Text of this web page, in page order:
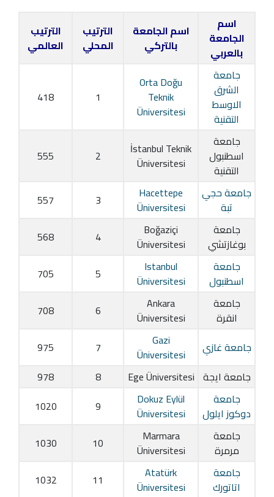
اسم
الجامعة
بالعربي
اسم الجامعة
بالتركي
الترتيب
المحلي
الترتيب
العالمي
جامعة
الشرق
الاوسط
التقنية
Orta Doğu
Teknik
Üniversitesi
1
418
جامعة
اسطنبول
التقنية
İstanbul Teknik
Üniversitesi
2
555
جامعة حجي
تبة
Hacettepe
Üniversitesi
3
557
جامعة
بوغازتشي
Boğaziçi
Üniversitesi
4
568
جامعة
اسطنبول
Istanbul
Üniversitesi
5
705
جامعة
انقرة
Ankara
Üniversitesi
6
708
جامعة غازي
Gazi
Üniversitesi
7
975
جامعة ايجة Ege Üniversitesi
8
978
جامعة
دوكوز ايلول
Dokuz Eylül
Üniversitesi
9
1020
جامعة
مرمرة
Marmara
Üniversitesi
10
1030
جامعة
اتاتورك
Atatürk
Üniversitesi
11
1032